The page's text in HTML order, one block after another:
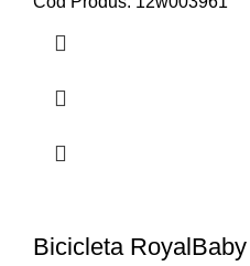
Bicicleta